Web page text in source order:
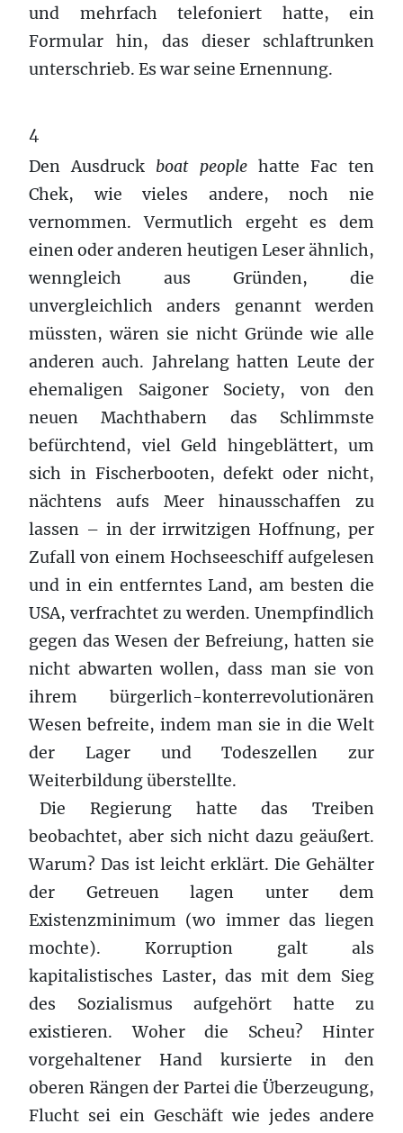
und mehrfach telefoniert hatte, ein
Formular hin, das dieser schlaftrunken
unterschrieb. Es war seine Ernennung.
4
Den Ausdruck boat peoplehatte Fac ten
Chek, wie vieles andere, noch nie
vernommen. Vermutlich ergeht es dem
einen oder anderen heutigen Leser ähnlich,
wenngleich aus Gründen, die
unvergleichlich anders genannt werden
müssten, wären sie nicht Gründe wie alle
anderen auch. Jahrelang hatten Leute der
ehemaligen Saigoner Society, von den
neuen Machthabern das Schlimmste
befürchtend, viel Geld hingeblättert, um
sich in Fischerbooten, defekt oder nicht,
nächtens aufs Meer hinausschaffen zu
lassen – in der irrwitzigen Hoffnung, per
Zufall von einem Hochseeschiff aufgelesen
und in ein entferntes Land, am besten die
USA, verfrachtet zu werden. Unempfindlich
gegen das Wesen der Befreiung, hatten sie
nicht abwarten wollen, dass man sie von
ihrem bürgerlich-konterrevolutionären
Wesen befreite, indem man sie in die Welt
der Lager und Todeszellen zur
Weiterbildung überstellte.
Die Regierung hatte das Treiben
beobachtet, aber sich nicht dazu geäußert.
Warum? Das ist leicht erklärt. Die Gehälter
der Getreuen lagen unter dem
Existenzminimum (wo immer das liegen
mochte). Korruption galt als
kapitalistisches Laster, das mit dem Sieg
des Sozialismus aufgehört hatte zu
existieren. Woher die Scheu? Hinter
vorgehaltener Hand kursierte in den
oberen Rängen der Partei die Überzeugung,
Flucht sei ein Geschäft wie jedes andere